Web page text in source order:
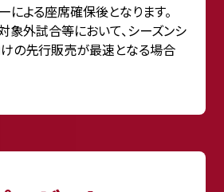
による座席確保後となります。
象外試合等において、シーズンシ
の先行販売が最速となる場合